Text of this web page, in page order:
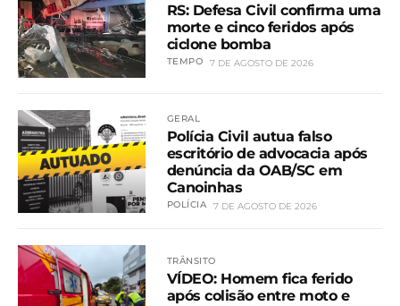
RS: Defesa Civil confirma uma
morte e cinco feridos após
ciclone bomba
TEMPO 7 DE AGOSTO DE 2026
GERAL
Polícia Civil autua falso
escritório de advocacia após
denúncia da OAB/SC em
Canoinhas
POLÍCIA 7 DE AGOSTO DE 2026
TRÂNSITO
VÍDEO: Homem fica ferido
após colisão entre moto e